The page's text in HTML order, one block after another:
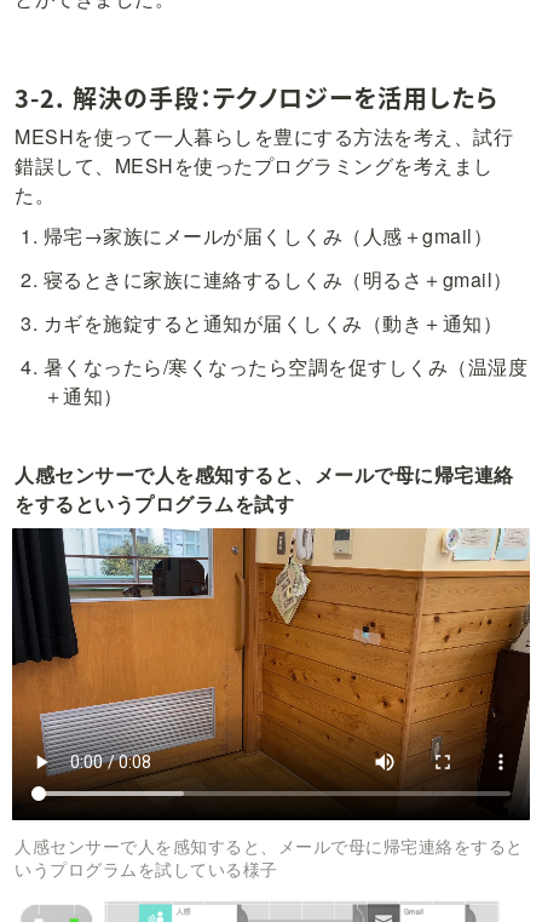
3-2. 解決の手段：テクノロジーを活用したら
MESHを使って一人暮らしを豊にする方法を考え、試行
錯誤して、MESHを使ったプログラミングを考えまし
た。
帰宅→家族にメールが届くしくみ（人感＋gmail）
寝るときに家族に連絡するしくみ（明るさ＋gmail）
カギを施錠すると通知が届くしくみ（動き＋通知）
暑くなったら/寒くなったら空調を促すしくみ（温湿度
＋通知）
人感センサーで人を感知すると、メールで母に帰宅連絡
をするというプログラムを試す
人感センサーで人を感知すると、メールで母に帰宅連絡をすると
いうプログラムを試している様子